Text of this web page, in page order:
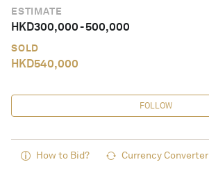
ESTIMATE
HKD300,000-500,000
SOLD
HKD540,000
FOLLOW
How to Bid? Currency Converter